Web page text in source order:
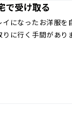
で受け取る
イになったお洋服を
りに行く手間があり